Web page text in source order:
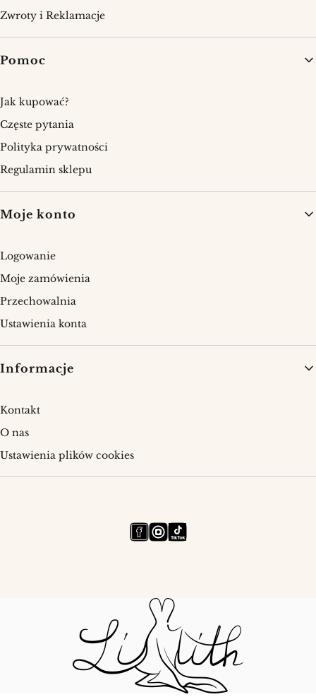
Zwroty i Reklamacje
Pomoc
Jak kupować?
Częste pytania
Polityka prywatności
Regulamin sklepu
Moje konto
Logowanie
Moje zamówienia
Przechowalnia
Ustawienia konta
Informacje
Kontakt
O nas
Ustawienia plików cookies